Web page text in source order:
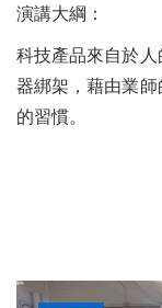
演講大綱：
科技產品來自於
器綁架，藉由業
的習慣。